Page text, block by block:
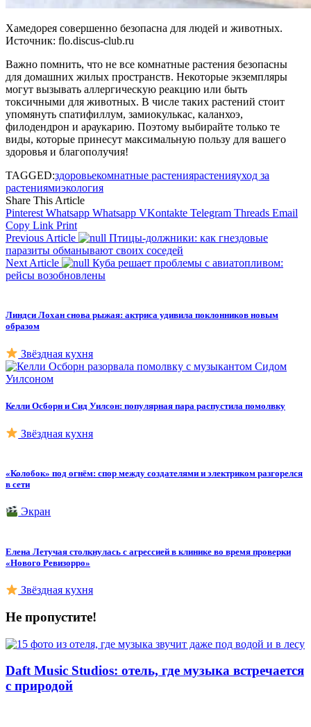
Хамедорея совершенно безопасна для людей и животных.
Источник: flo.discus-club.ru
Важно помнить, что не все комнатные растения безопасны
для домашних жилых пространств. Некоторые экземпляры
могут вызывать аллергическую реакцию или быть
токсичными для животных. В числе таких растений стоит
упомянуть спатифиллум, замиокулькас, каланхоэ,
филодендрон и араукарию. Поэтому выбирайте только те
виды, которые принесут максимальную пользу для вашего
здоровья и благополучия!
TAGGED:здоровьекомнатные растениярастенияуход за
растениямиэкология
Share This Article
Pinterest Whatsapp Whatsapp VKontakte Telegram Threads Email
Copy Link Print
Previous Article
Птицы-должники: как гнездовые
паразиты обманывают своих соседей
Next Article
Куба решает проблемы с авиатопливом:
рейсы возобновлены
Линдси Лохан снова рыжая: актриса удивила поклонников новым
образом
Звёздная кухня
Келли Осборн и Сид Уилсон: популярная пара распустила помолвку
Звёздная кухня
«Колобок» под огнём: спор между создателями и электриком разгорелся
в сети
Экран
Елена Летучая столкнулась с агрессией в клинике во время проверки
«Нового Ревизорро»
Звёздная кухня
Не пропустите!
Daft Music Studios: отель, где музыка встречается
с природой